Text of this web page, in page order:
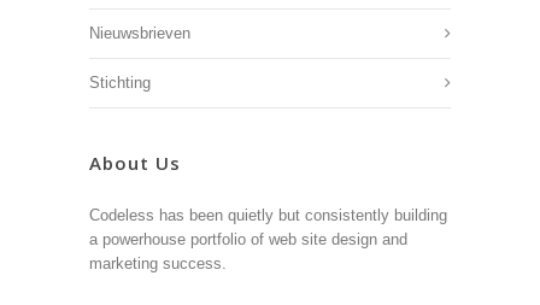
Nieuwsbrieven
Stichting
About Us
Codeless has been quietly but consistently building
a powerhouse portfolio of web site design and
marketing success.